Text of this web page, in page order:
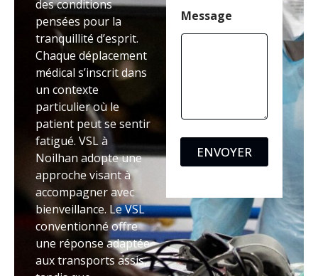
des conditions
pensées pour la
tranquillité d’esprit.
Chaque déplacement
médical s’inscrit dans
un contexte
particulier où le
patient peut se sentir
fatigué. VSL à
Noilhan adopte une
approche visant à
accompagner avec
bienveillance. Le VSL
conventionné offre
une réponse adaptée
aux transports assis,
Message
ENVOYER